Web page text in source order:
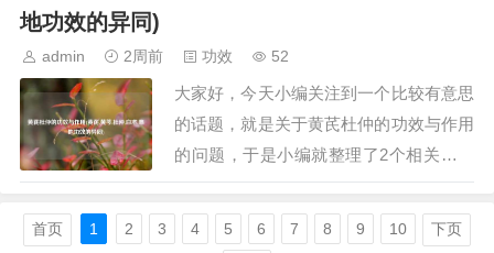
一、姜糖膏的功效与作用 四大功效值得
体的营养品，…
地功效的异同)
admin 2周前 功效 52
大家好，今天小编关注到一个比较有意思
的话题，就是关于黄芪杜仲的功效与作用
的问题，于是小编就整理了2个相关介绍
黄芪杜仲的功效与作用的解答，让我们一
起看看吧。文章目录：黄芪杜仲的功效与
作用黄芪,黄芩,杜仲,白术,熟地功效的异同
首页 1 2 3 4 5 6 7 8 9 10 下页